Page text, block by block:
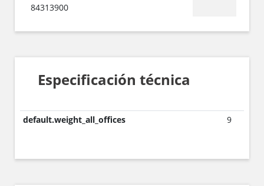
84313900
Especificación técnica
default.weight_all_offices 9